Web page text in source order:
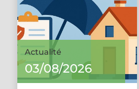
Actualité
03/08/2026